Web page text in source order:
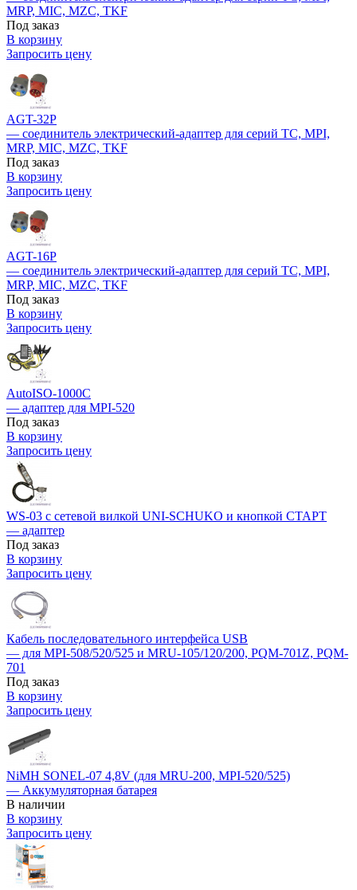
MRP, MIC, MZC, TKF
Под заказ
В корзину
Запросить цену
AGT-32P
— соединитель электрический-адаптер для серий TC, MPI,
MRP, MIC, MZC, TKF
Под заказ
В корзину
Запросить цену
AGT-16P
— соединитель электрический-адаптер для серий TC, MPI,
MRP, MIC, MZC, TKF
Под заказ
В корзину
Запросить цену
AutoISO-1000C
— адаптер для MPI-520
Под заказ
В корзину
Запросить цену
WS-03 с сетевой вилкой UNI-SCHUKO и кнопкой СТАРТ
— адаптер
Под заказ
В корзину
Запросить цену
Кабель последовательного интерфейса USB
— для MPI-508/520/525 и MRU-105/120/200, PQM-701Z, PQM-
701
Под заказ
В корзину
Запросить цену
NiMH SONEL-07 4,8V (для MRU-200, MPI-520/525)
— Аккумуляторная батарея
В наличии
В корзину
Запросить цену